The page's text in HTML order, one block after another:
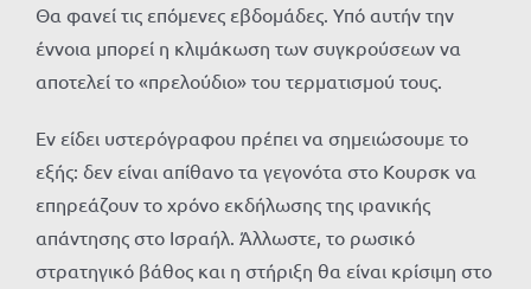
Θα φανεί τις επόμενες εβδομάδες. Υπό αυτήν την
έννοια μπορεί η κλιμάκωση των συγκρούσεων να
αποτελεί το «πρελούδιο» του τερματισμού τους.
Εν είδει υστερόγραφου πρέπει να σημειώσουμε το
εξής: δεν είναι απίθανο τα γεγονότα στο Κουρσκ να
επηρεάζουν το χρόνο εκδήλωσης της ιρανικής
απάντησης στο Ισραήλ. Άλλωστε, το ρωσικό
στρατηγικό βάθος και η στήριξη θα είναι κρίσιμη στο